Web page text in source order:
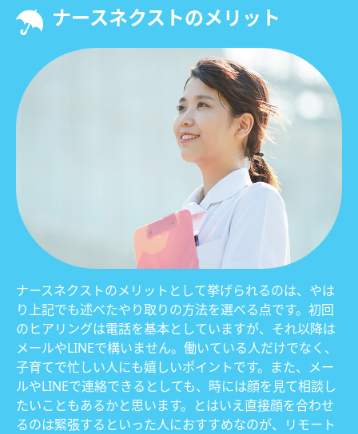
ナースネクストのメリット
ナースネクストのメリットとして挙げられるのは、やは
り上記でも述べたやり取りの方法を選べる点です。初回
のヒアリングは電話を基本としていますが、それ以降は
メールやLINEで構いません。働いている人だけでなく、
子育てで忙しい人にも嬉しいポイントです。また、メー
ルやLINEで連絡できるとしても、時には顔を見て相談し
たいこともあるかと思います。とはいえ直接顔を合わせ
るのは緊張するといった人におすすめなのが、リモート